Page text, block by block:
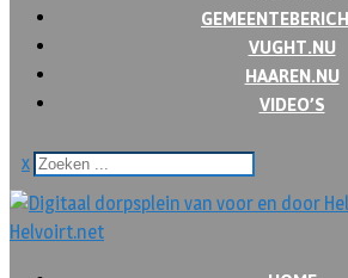
VUGHT.NU
HAAREN.NU
VIDEO’S
x